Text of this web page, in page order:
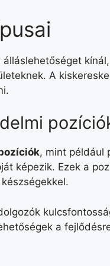
álláslehetőséget
A
, mint például
képezik. Ezek a
a